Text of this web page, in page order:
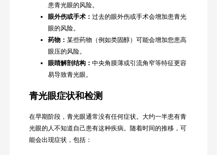
患青光眼的风险。
眼外伤或手术： 过去的眼外伤或手术会增加患青光
眼的风险。
药物： 某些药物（例如类固醇）可能会增加您患高
眼压的风险。
眼睛解剖结构： 中央角膜薄或引流角窄等特征更容
易导致青光眼。
青光眼症状和检测
在早期阶段，青光眼通常没有任何症状。大约一半患有青
光眼的人不知道自己患有这种疾病。随着时间的推移，可
能会出现症状，包括：